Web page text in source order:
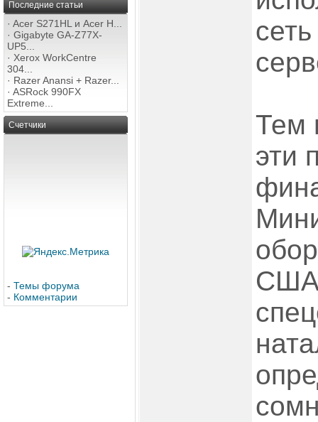
Последние статьи
· Acer S271HL и Acer H...
· Gigabyte GA-Z77X-
UP5...
· Xerox WorkCentre
304...
· Razer Anansi + Razer...
· ASRock 990FX
Extreme...
Счетчики
- Темы форума
- Комментарии
Тем
эти
США